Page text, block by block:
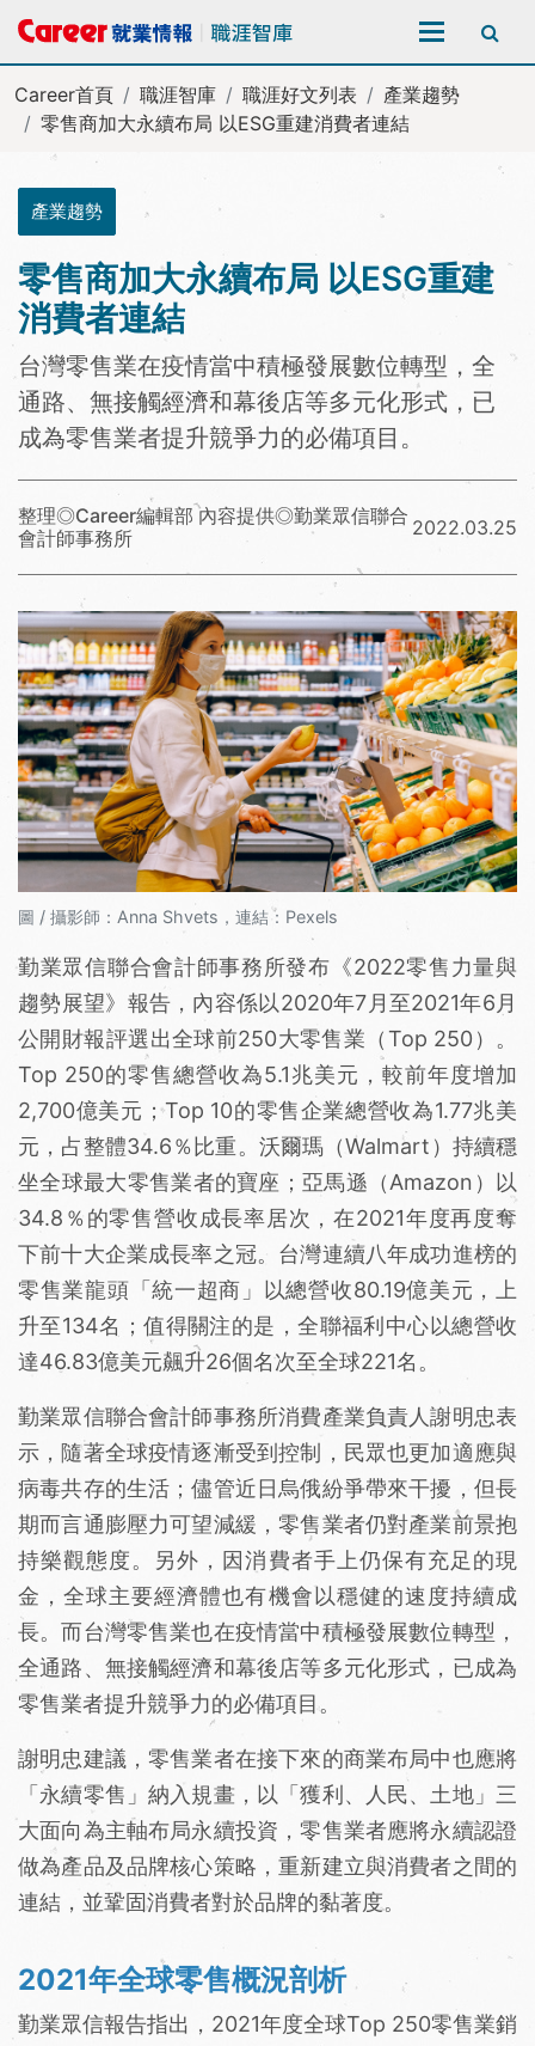
全站搜尋
Career首頁 職涯智庫 職涯好文列表
產業趨勢
零售商加大永續布局 以ESG重建消費者連結
產業趨勢
零售商加大永續布局 以ESG重建
消費者連結
台灣零售業在疫情當中積極發展數位轉型，全
通路、無接觸經濟和幕後店等多元化形式，已
成為零售業者提升競爭力的必備項目。
整理◎Career編輯部 內容提供◎勤業眾信聯合
會計師事務所
2022.03.25
圖 / 攝影師：Anna Shvets，連結：Pexels
勤業眾信聯合會計師事務所發布《2022零售力量與
趨勢展望》報告，內容係以2020年7月至2021年6月
公開財報評選出全球前250大零售業（Top 250）。
Top 250的零售總營收為5.1兆美元，較前年度增加
2,700億美元；Top 10的零售企業總營收為1.77兆美
元，占整體34.6％比重。沃爾瑪（Walmart）持續穩
坐全球最大零售業者的寶座；亞馬遜（Amazon）以
34.8％的零售營收成長率居次，在2021年度再度奪
下前十大企業成長率之冠。台灣連續八年成功進榜的
零售業龍頭「統一超商」以總營收80.19億美元，上
升至134名；值得關注的是，全聯福利中心以總營收
達46.83億美元飆升26個名次至全球221名。
勤業眾信聯合會計師事務所消費產業負責人謝明忠表
示，隨著全球疫情逐漸受到控制，民眾也更加適應與
病毒共存的生活；儘管近日烏俄紛爭帶來干擾，但長
期而言通膨壓力可望減緩，零售業者仍對產業前景抱
持樂觀態度。另外，因消費者手上仍保有充足的現
金，全球主要經濟體也有機會以穩健的速度持續成
長。而台灣零售業也在疫情當中積極發展數位轉型，
全通路、無接觸經濟和幕後店等多元化形式，已成為
零售業者提升競爭力的必備項目。
謝明忠建議，零售業者在接下來的商業布局中也應將
「永續零售」納入規畫，以「獲利、人民、土地」三
大面向為主軸布局永續投資，零售業者應將永續認證
做為產品及品牌核心策略，重新建立與消費者之間的
連結，並鞏固消費者對於品牌的黏著度。
2021年全球零售概況剖析
勤業眾信報告指出，2021年度全球Top 250零售業銷